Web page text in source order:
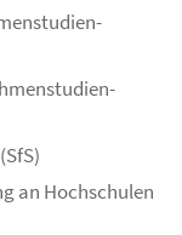
an Hochschulen